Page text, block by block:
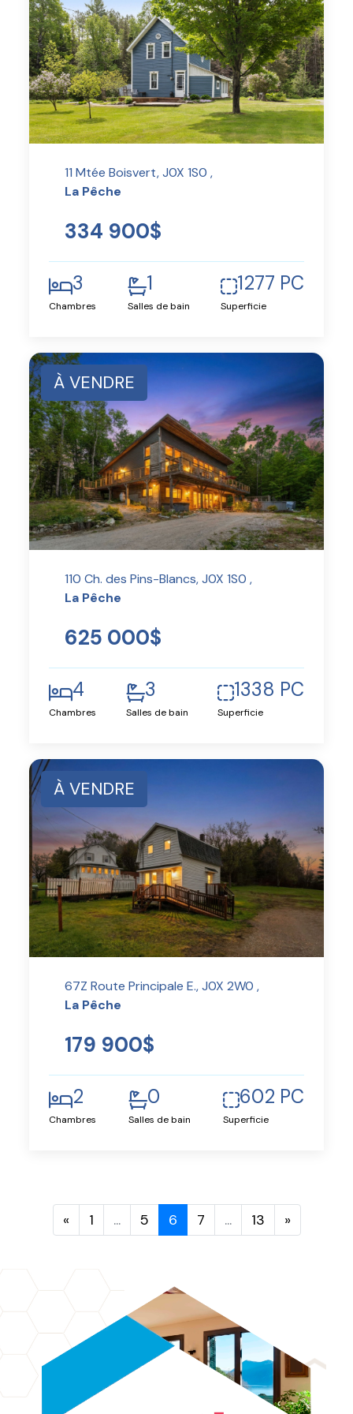
11 Mtée Boisvert, J0X 1S0 ,
La Pêche
334 900$
3
Chambres
1
Salles de bain
1277 PC
Superficie
À VENDRE
110 Ch. des Pins-Blancs, J0X 1S0 ,
La Pêche
625 000$
4
Chambres
3
Salles de bain
1338 PC
Superficie
À VENDRE
67Z Route Principale E., J0X 2W0 ,
La Pêche
179 900$
2
Chambres
0
Salles de bain
602 PC
Superficie
« 1 ... 5 6 7 ... 13 »